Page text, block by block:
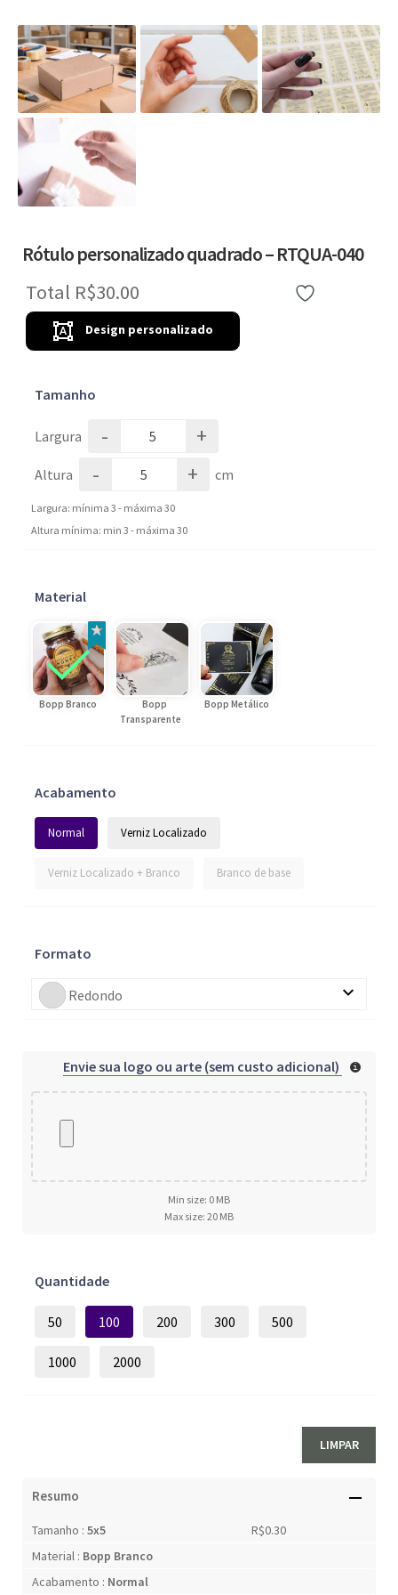
Rótulo personalizado quadrado – RTQUA-040
Total R$30.00
Design personalizado
Tamanho
Largura - +
Altura - + cm
Largura: mínima 3 - máxima 30
Altura mínima: min 3 - máxima 30
Material
Bopp Branco
Bopp
Transparente
Bopp Metálico
Acabamento
Normal Verniz Localizado
Verniz Localizado + Branco Branco de base
Formato
Redondo
Envie sua logo ou arte (sem custo adicional)
Min size: 0 MB
Max size: 20 MB
Quantidade
50 100 200 300 500
1000 2000
LIMPAR
Resumo
Tamanho : 5x5
R$0.30
Material : Bopp Branco
Acabamento : Normal